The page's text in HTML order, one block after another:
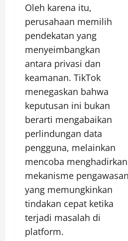
Oleh karena itu,
perusahaan memilih
pendekatan yang
menyeimbangkan
antara privasi dan
keamanan. TikTok
menegaskan bahwa
keputusan ini bukan
berarti mengabaikan
perlindungan data
pengguna, melainkan
mencoba menghadirkan
mekanisme pengawasan
yang memungkinkan
tindakan cepat ketika
terjadi masalah di
platform.